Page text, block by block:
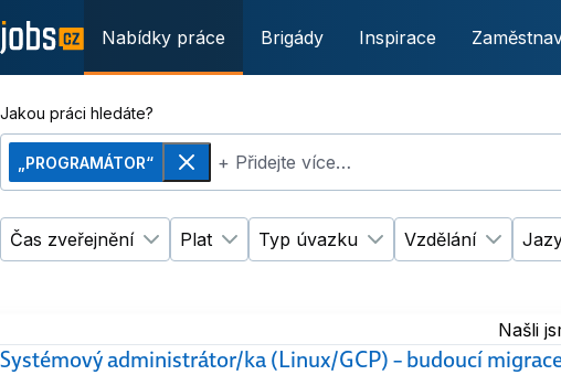
Nabídky práce Brigády Inspirace
Jakou práci hledáte?
„PROGRAMÁTOR“
Odebrat+ Přidejte více…
Čas zveřejnění
Změnit filtr Čas zveřejnění
Plat
Změnit filtr Plat
Typ úvazku
Změnit filtr Typ
Vzdělání
Změnit
Našli
Systémový administrátor/ka (Linux/GCP) – budoucí